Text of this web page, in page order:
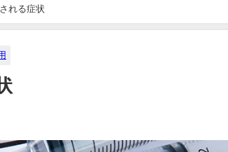
れる症状